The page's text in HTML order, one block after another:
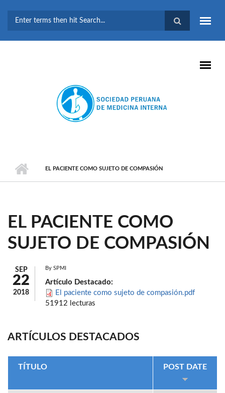
BÚSQUEDA
EL PACIENTE COMO SUJETO DE COMPASIÓN
EL PACIENTE COMO
SUJETO DE COMPASIÓN
SEP
22
2018
By SPMI
Artículo Destacado:
El paciente como sujeto de compasión.pdf
51912 lecturas
ARTÍCULOS DESTACADOS
TÍTULO POST DATE